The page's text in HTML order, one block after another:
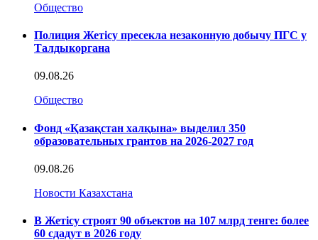
Общество
Полиция Жетісу пресекла незаконную добычу ПГС у
Талдыкоргана
09.08.26
Общество
Фонд «Қазақстан халқына» выделил 350
образовательных грантов на 2026-2027 год
09.08.26
Новости Казахстана
В Жетісу строят 90 объектов на 107 млрд тенге: более
60 сдадут в 2026 году